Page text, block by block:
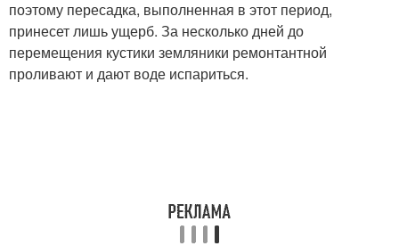
поэтому пересадка, выполненная в этот период,
принесет лишь ущерб. За несколько дней до
перемещения кустики земляники ремонтантной
проливают и дают воде испариться.